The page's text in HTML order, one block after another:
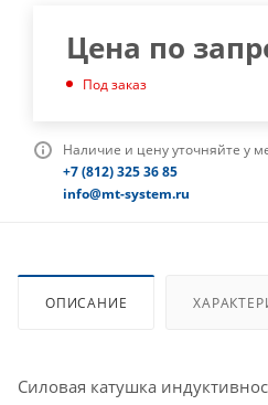
Цена по
Под заказ
Наличие и цену уточняйте у
+7 (812) 325 36 85
info@mt-system.ru
ОПИСАНИЕ
Силовая катушка